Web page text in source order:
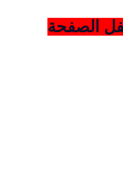
الصفحة